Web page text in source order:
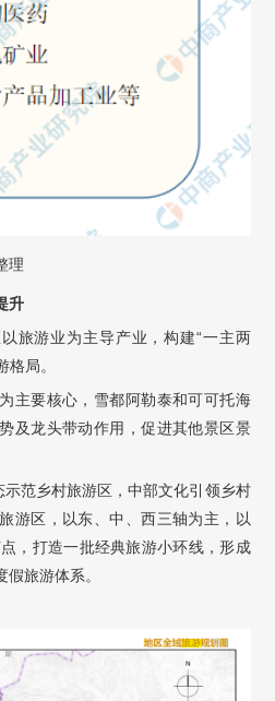
理
升
旅游业为主导产业，构建“一主两
格局。
主要核心，雪都阿勒泰和可可托海
及龙头带动作用，促进其他景区景
示范乡村旅游区，中部文化引领乡村
游区，以东、中、西三轴为主，以
，打造一批经典旅游小环线，形成
旅游体系。